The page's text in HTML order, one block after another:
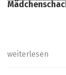
weiterlesen